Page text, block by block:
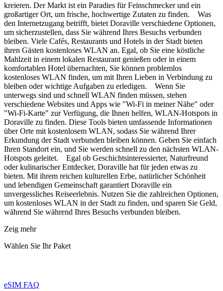
kreieren. Der Markt ist ein Paradies für Feinschmecker und ein
großartiger Ort, um frische, hochwertige Zutaten zu finden. Was
den Internetzugang betrifft, bietet Doraville verschiedene Optionen,
um sicherzustellen, dass Sie während Ihres Besuchs verbunden
bleiben. Viele Cafés, Restaurants und Hotels in der Stadt bieten
ihren Gästen kostenloses WLAN an. Egal, ob Sie eine köstliche
Mahlzeit in einem lokalen Restaurant genießen oder in einem
komfortablen Hotel übernachten, Sie können problemlos
kostenloses WLAN finden, um mit Ihren Lieben in Verbindung zu
bleiben oder wichtige Aufgaben zu erledigen. Wenn Sie
unterwegs sind und schnell WLAN finden müssen, stehen
verschiedene Websites und Apps wie "Wi-Fi in meiner Nähe" oder
"Wi-Fi-Karte" zur Verfügung, die Ihnen helfen, WLAN-Hotspots in
Doraville zu finden. Diese Tools bieten umfassende Informationen
über Orte mit kostenlosem WLAN, sodass Sie während Ihrer
Erkundung der Stadt verbunden bleiben können. Geben Sie einfach
Ihren Standort ein, und Sie werden schnell zu den nächsten WLAN-
Hotspots geleitet. Egal ob Geschichtsinteressierter, Naturfreund
oder kulinarischer Entdecker, Doraville hat für jeden etwas zu
bieten. Mit ihrem reichen kulturellen Erbe, natürlicher Schönheit
und lebendigen Gemeinschaft garantiert Doraville ein
unvergessliches Reiseerlebnis. Nutzen Sie die zahlreichen Optionen,
um kostenloses WLAN in der Stadt zu finden, und sparen Sie Geld,
während Sie während Ihres Besuchs verbunden bleiben.
Zeig mehr
Wählen Sie Ihr Paket
eSIM FAQ